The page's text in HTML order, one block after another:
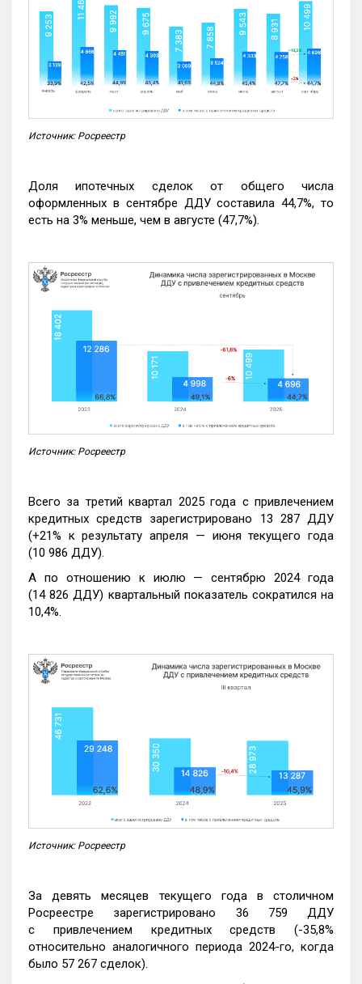
Источник: Росреестр
Доля ипотечных сделок от общего числа
оформленных в сентябре ДДУ составила 44,7%, то
есть на 3% меньше, чем в августе (47,7%).
Источник: Росреестр
Всего за третий квартал 2025 года с привлечением
кредитных средств зарегистрировано 13 287 ДДУ
(+21% к результату апреля — июня текущего года
(10 986 ДДУ).
А по отношению к июлю — сентябрю 2024 года
(14 826 ДДУ) квартальный показатель сократился на
10,4%.
Источник: Росреестр
За девять месяцев текущего года в столичном
Росреестре зарегистрировано 36 759 ДДУ
с привлечением кредитных средств (-35,8%
относительно аналогичного периода 2024-го, когда
было 57 267 сделок).